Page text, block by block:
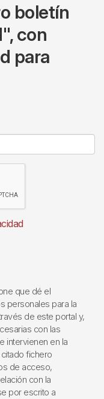
boletín
con
para
que dé el
personales para la
de este portal y,
con las
intervienen en la
fichero
de acceso,
con la
por escrito a